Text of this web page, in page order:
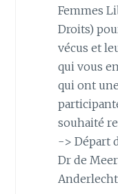
Femmes
Droits)
vécus et
qui vous
qui ont
souhaité
-> Départ
Dr de
Anderlecht